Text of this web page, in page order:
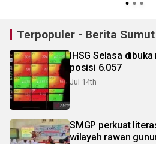
Terpopuler - Berita Sumut
IHSG Selasa
posisi 6.057
Jul 14th
SMGP perkuat
wilayah rawan